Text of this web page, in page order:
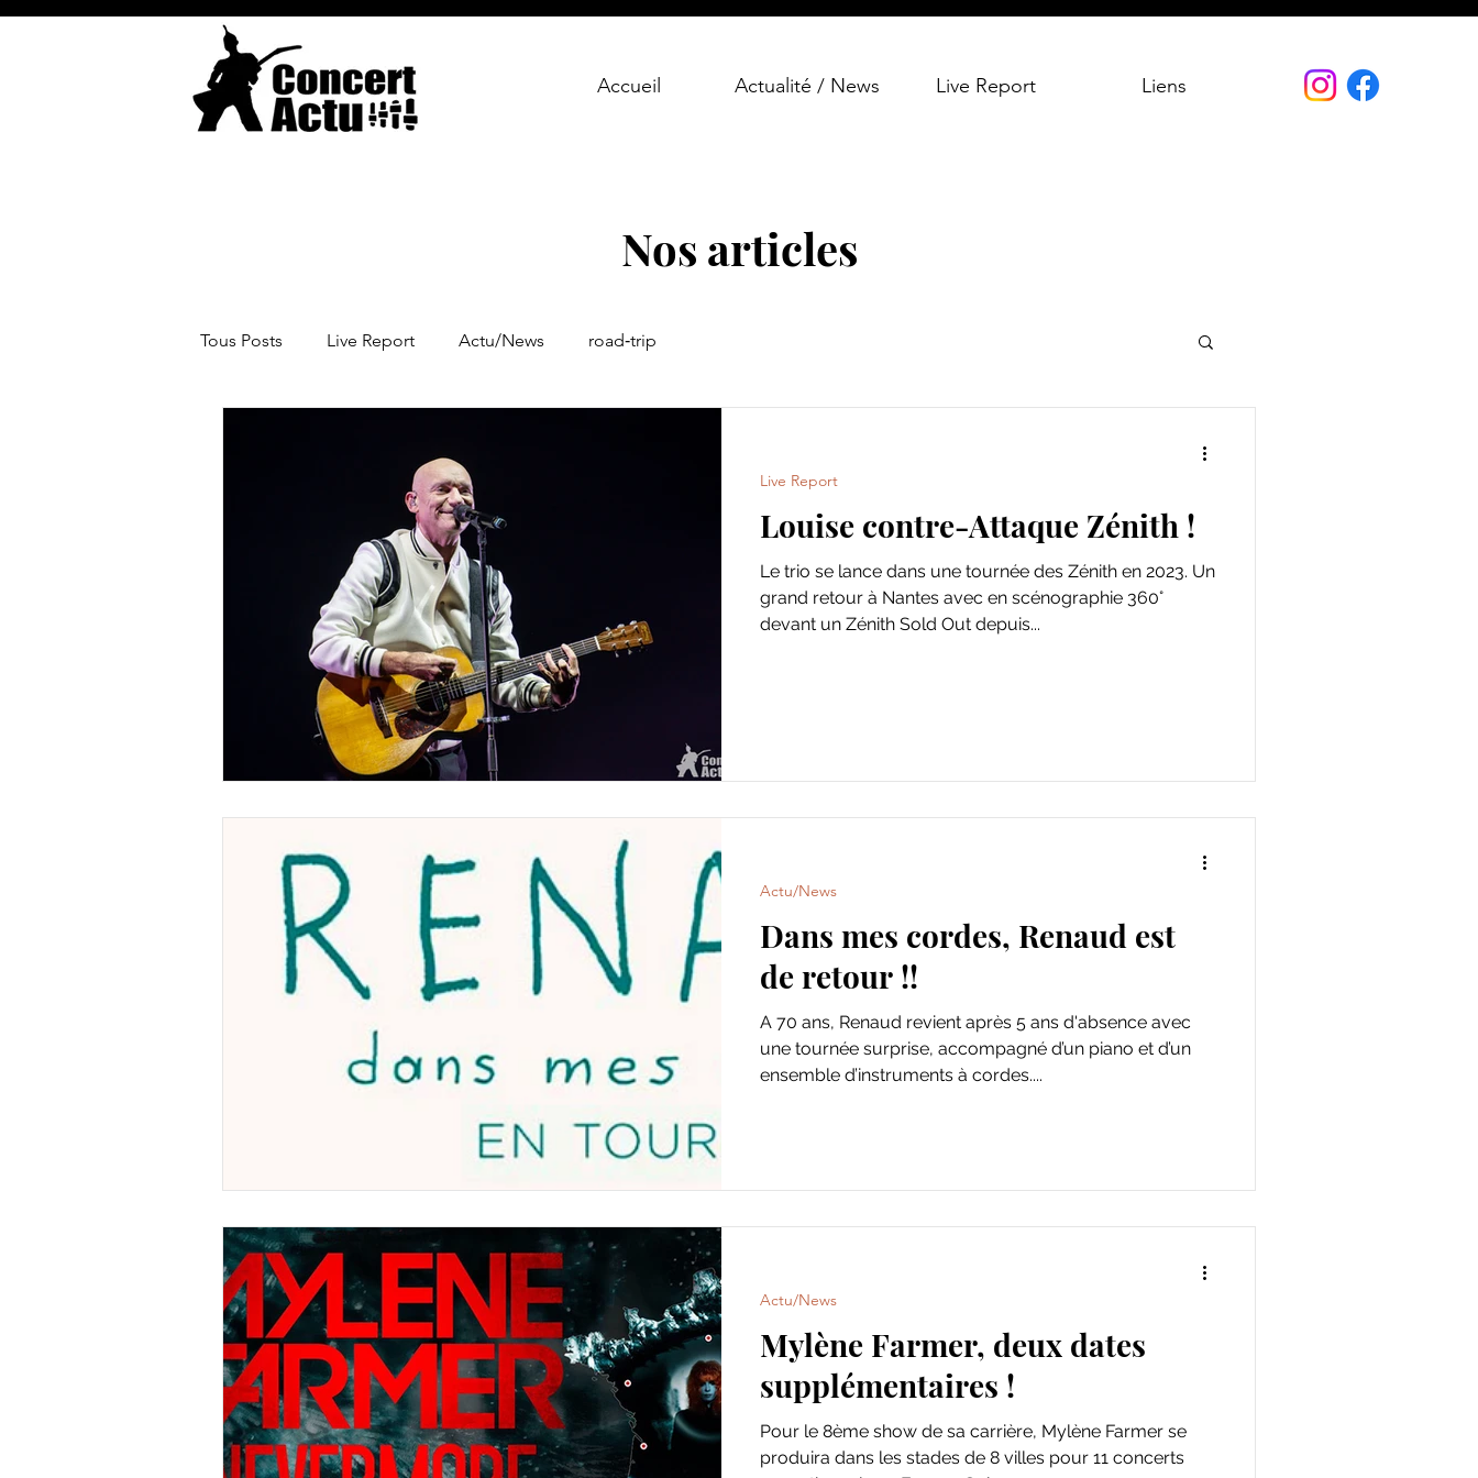
Accueil Actualité / News Live Report Liens
Nos articles
Tous Posts Live Report Actu/News road‑trip
Louise contre-Attaque Zénith !
Le trio se lance dans une tournée des Zénith en 2023. Un
grand retour à Nantes avec en scénographie 360°
devant un Zénith Sold Out depuis...
Live Report
Dans mes cordes, Renaud est
de retour !!
A 70 ans, Renaud revient après 5 ans d'absence avec
une tournée surprise, accompagné d’un piano et d’un
ensemble d’instruments à cordes....
Actu/News
Mylène Farmer, deux dates
supplémentaires !
Pour le 8ème show de sa carrière, Mylène Farmer se
produira dans les stades de 8 villes pour 11 concerts
Actu/News